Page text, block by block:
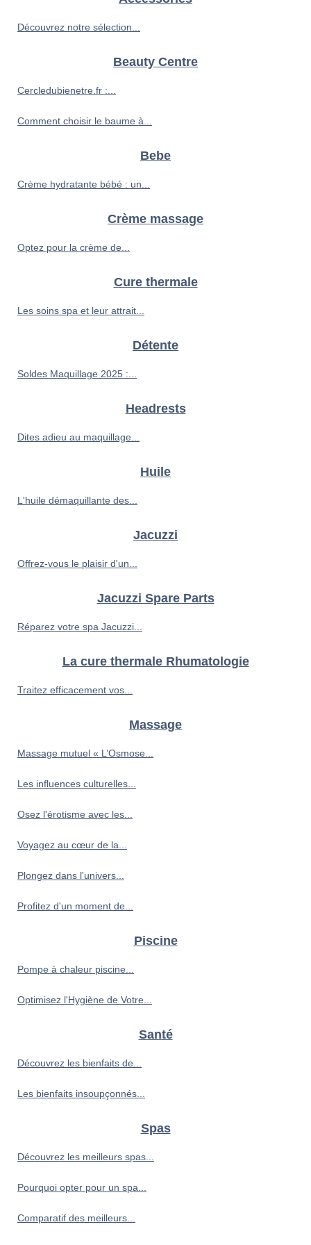
Découvrez notre sélection...
Beauty Centre
Cercledubienetre.fr :...
Comment choisir le baume à...
Bebe
Crème hydratante bébé : un...
Crème massage
Optez pour la crème de...
Cure thermale
Les soins spa et leur attrait...
Détente
Soldes Maquillage 2025 :...
Headrests
Dites adieu au maquillage...
Huile
L'huile démaquillante des...
Jacuzzi
Offrez-vous le plaisir d'un...
Jacuzzi Spare Parts
Réparez votre spa Jacuzzi...
La cure thermale Rhumatologie
Traitez efficacement vos...
Massage
Massage mutuel « L’Osmose...
Les influences culturelles...
Osez l'érotisme avec les...
Voyagez au cœur de la...
Plongez dans l'univers...
Profitez d'un moment de...
Piscine
Pompe à chaleur piscine...
Optimisez l'Hygiène de Votre...
Santé
Découvrez les bienfaits de...
Les bienfaits insoupçonnés...
Spas
Découvrez les meilleurs spas...
Pourquoi opter pour un spa...
Comparatif des meilleurs...